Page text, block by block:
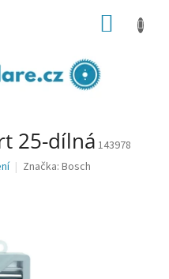
25-dílná 143978
Značka: Bosch